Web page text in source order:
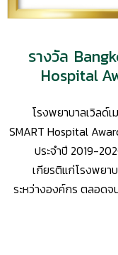
รางวัล
Hospital
โรงพยาบาลเวิลด์
SMART Hospital
ประจำปี 2019-
เกียรติแก่โรงพย
ระหว่างองค์กร ตลอดจ